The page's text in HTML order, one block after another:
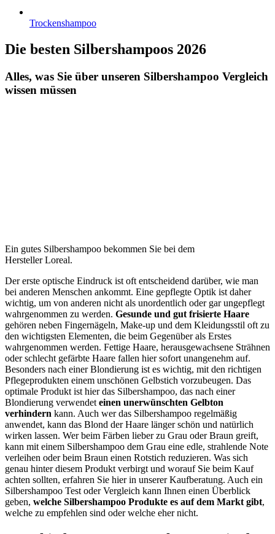
Trockenshampoo
Die besten Silbershampoos 2026
Alles, was Sie über unseren Silbershampoo Vergleich
wissen müssen
Ein gutes Silbershampoo bekommen Sie bei dem
Hersteller Loreal.
Der erste optische Eindruck ist oft entscheidend darüber, wie man
bei anderen Menschen ankommt. Eine gepflegte Optik ist daher
wichtig, um von anderen nicht als unordentlich oder gar ungepflegt
wahrgenommen zu werden. Gesunde und gut frisierte Haare
gehören neben Fingernägeln, Make-up und dem Kleidungsstil oft zu
den wichtigsten Elementen, die beim Gegenüber als Erstes
wahrgenommen werden. Fettige Haare, herausgewachsene Strähnen
oder schlecht gefärbte Haare fallen hier sofort unangenehm auf.
Besonders nach einer Blondierung ist es wichtig, mit den richtigen
Pflegeprodukten einem unschönen Gelbstich vorzubeugen. Das
optimale Produkt ist hier das Silbershampoo, das nach einer
Blondierung verwendet einen unerwünschten Gelbton
verhindern kann. Auch wer das Silbershampoo regelmäßig
anwendet, kann das Blond der Haare länger schön und natürlich
wirken lassen. Wer beim Färben lieber zu Grau oder Braun greift,
kann mit einem Silbershampoo dem Grau eine edle, strahlende Note
verleihen oder beim Braun einen Rotstich reduzieren. Was sich
genau hinter diesem Produkt verbirgt und worauf Sie beim Kauf
achten sollten, erfahren Sie hier in unserer Kaufberatung. Auch ein
Silbershampoo Test oder Vergleich kann Ihnen einen Überblick
geben, welche Silbershampoo Produkte es auf dem Markt gibt,
welche zu empfehlen sind oder welche eher nicht.